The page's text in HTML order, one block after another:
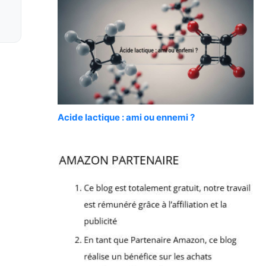
Acide lactique : ami ou ennemi ?